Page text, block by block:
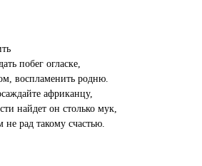
побег огласке,
воспламенить родню.
африканцу,
найдет он столько мук,
не рад такому счастью.